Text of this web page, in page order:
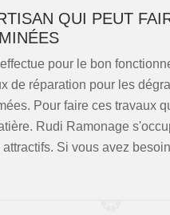
QUI PEUT
pour le bon
de réparation pour les
Pour faire ces travaux
Rudi Ramonage
Si vous avez